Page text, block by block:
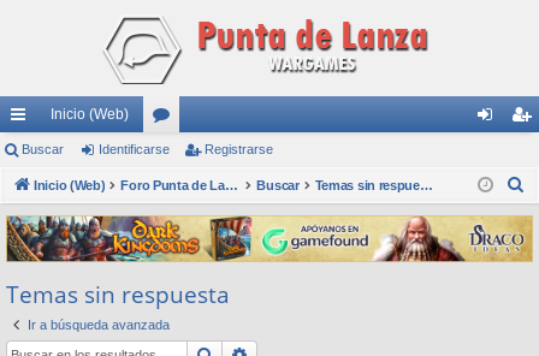
nl
ac
es
rá
pi
do
Inicio (Web)
or
os nti
fic
ar
ist
ra
rs
Buscar Identificarse Registrarse
Inicio (Web) Foro Punta de Lanza Wargames Buscar Temas sin respuesta
s
c
Temas sin respuesta
Ir a búsqueda avanzada